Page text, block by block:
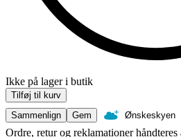
Ikke på lager i butik
Tilføj til kurv
Sammenlign
Gem Ønskeskyen
Ordre, retur og reklamationer